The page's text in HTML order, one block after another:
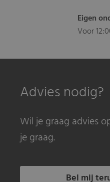
Eigen
Voor
Advies nodig?
Wil je graag advies
je graag.
Bel mij